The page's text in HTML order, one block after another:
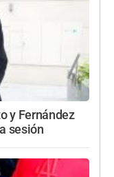
y Fernández
sesión